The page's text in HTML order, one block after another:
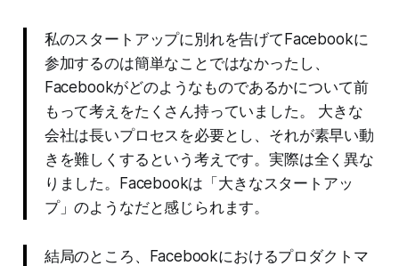
私のスタートアップに別れを告げてFacebookに
参加するのは簡単なことではなかったし、
Facebookがどのようなものであるかについて前
もって考えをたくさん持っていました。 大きな
会社は長いプロセスを必要とし、それが素早い動
きを難しくするという考えです。実際は全く異な
りました。Facebookは「大きなスタートアッ
プ」のようなだと感じられます。
結局のところ、Facebookにおけるプロダクトマ